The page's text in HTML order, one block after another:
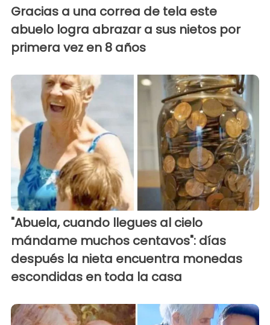
Gracias a una correa de tela este
abuelo logra abrazar a sus nietos por
primera vez en 8 años
"Abuela, cuando llegues al cielo
mándame muchos centavos": días
después la nieta encuentra monedas
escondidas en toda la casa